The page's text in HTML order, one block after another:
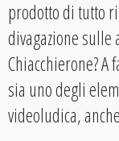
prodotto di tutto
divagazione
Chiacchierone?
sia uno degli
videoludica,